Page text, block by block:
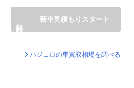
新車見積もりスタート
パジェロの車買取相場を調べる